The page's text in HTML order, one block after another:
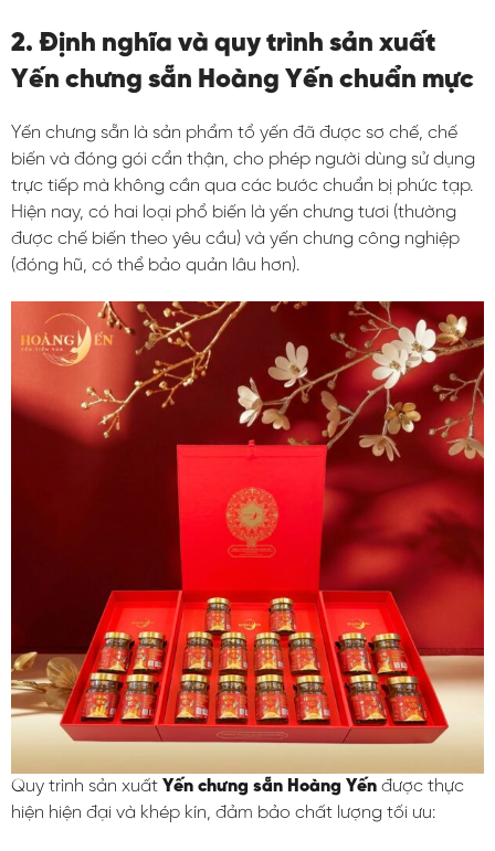
2. Định nghĩa và quy trình sản xuất
Yến chưng sẵn Hoàng Yến chuẩn mực
Yến chưng sẵn là sản phẩm tổ yến đã được sơ chế, chế
biến và đóng gói cẩn thận, cho phép người dùng sử dụng
trực tiếp mà không cần qua các bước chuẩn bị phức tạp.
Hiện nay, có hai loại phổ biến là yến chưng tươi (thường
được chế biến theo yêu cầu) và yến chưng công nghiệp
(đóng hũ, có thể bảo quản lâu hơn).
Quy trình sản xuất Yến chưng sẵn Hoàng Yến được thực
hiện hiện đại và khép kín, đảm bảo chất lượng tối ưu: